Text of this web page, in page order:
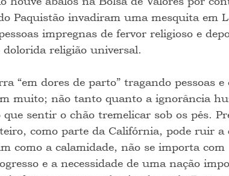
Paquistão invadiram uma mesquita em
impregnas de fervor religioso e
dolorida religião universal.
“em dores de parto” tragando pessoas e
muito; não tanto quanto a ignorância
sentir o chão tremelicar sob os pés.
como parte da Califórnia, pode ruir a
como a calamidade, não se importa com
e a necessidade de uma nação